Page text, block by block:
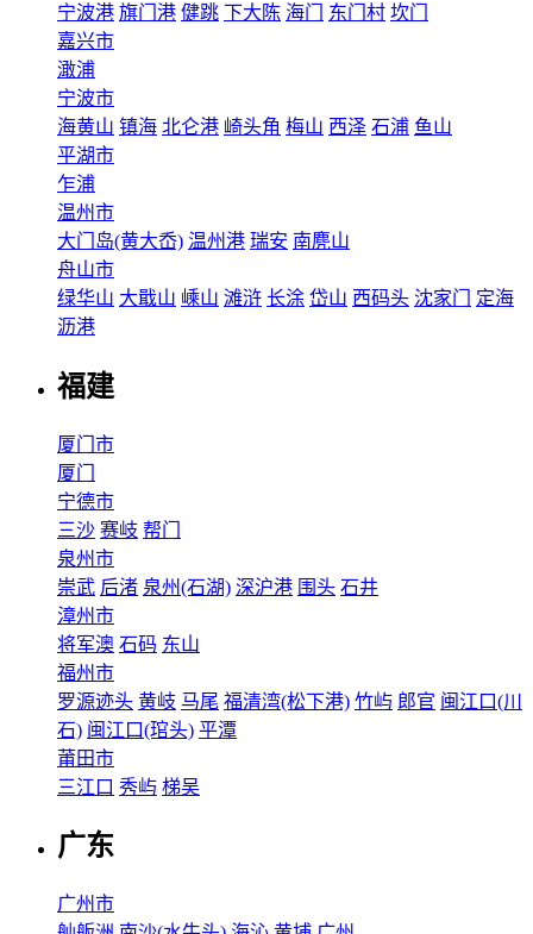
宁波港 旗门港 健跳 下大陈 海门 东门村 坎门
嘉兴市
澉浦
宁波市
海黄山 镇海 北仑港 崎头角 梅山 西泽 石浦 鱼山
平湖市
乍浦
温州市
大门岛(黄大岙) 温州港 瑞安 南麂山
舟山市
绿华山 大戢山 嵊山 滩浒 长涂 岱山 西码头 沈家门
定海
沥港
福建
厦门市
厦门
宁德市
三沙 赛岐 帮门
泉州市
崇武 后渚 泉州(石湖) 深沪港 围头 石井
漳州市
将军澳 石码 东山
福州市
罗源迹头 黄岐 马尾 福清湾(松下港) 竹屿 郎官 闽江口(川
石) 闽江口(琯头) 平潭
莆田市
三江口 秀屿 梯吴
广东
广州市